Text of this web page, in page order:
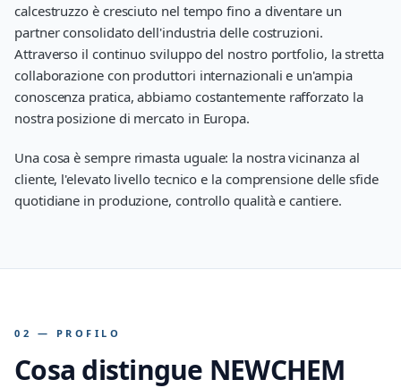
calcestruzzo è cresciuto nel tempo fino a diventare un
partner consolidato dell'industria delle costruzioni.
Attraverso il continuo sviluppo del nostro portfolio, la stretta
collaborazione con produttori internazionali e un'ampia
conoscenza pratica, abbiamo costantemente rafforzato la
nostra posizione di mercato in Europa.
Una cosa è sempre rimasta uguale: la nostra vicinanza al
cliente, l'elevato livello tecnico e la comprensione delle sfide
quotidiane in produzione, controllo qualità e cantiere.
02 — PROFILO
Cosa distingue NEWCHEM